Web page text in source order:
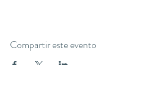
Compartir este evento